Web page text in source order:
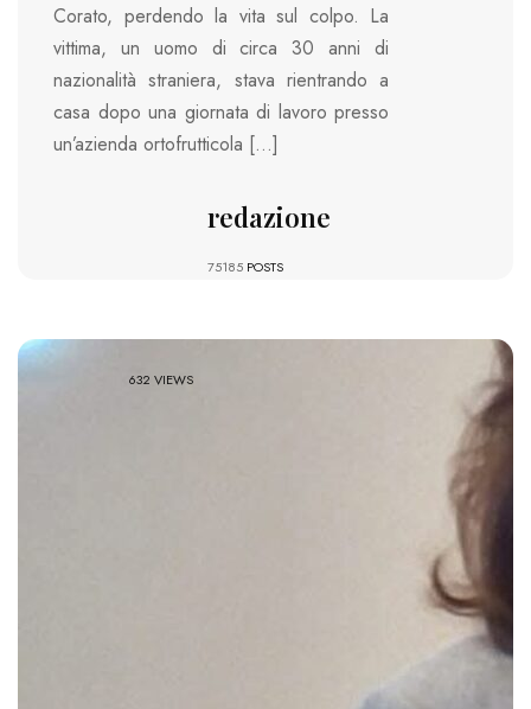
Corato, perdendo la vita sul colpo. La
vittima, un uomo di circa 30 anni di
nazionalità straniera, stava rientrando a
casa dopo una giornata di lavoro presso
un’azienda ortofrutticola […]
redazione
75185 POSTS
632 VIEWS